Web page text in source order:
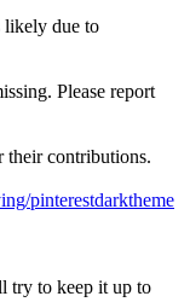
likely due to
Please report
their contributions.
pinterestdarktheme
try to keep it up to